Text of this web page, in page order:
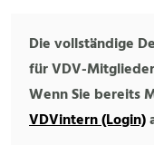
Die vollständige
für VDV-
Wenn Sie bereits
VDVintern (Login)